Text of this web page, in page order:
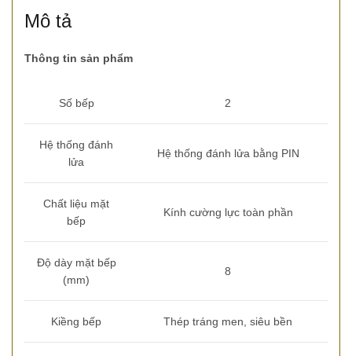
Mô tả
Thông tin sản phẩm
Số bếp 2
Hệ thống đánh
lửa
Hệ thống đánh lửa bằng PIN
Chất liệu mặt
bếp
Kính cường lực toàn phần
Độ dày mặt bếp
(mm)
8
Kiềng bếp Thép tráng men, siêu bền